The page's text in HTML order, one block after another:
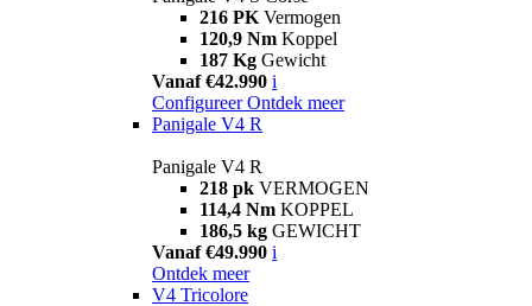
216 PK Vermogen
120,9 Nm Koppel
187 Kg Gewicht
Vanaf €42.990 i
Configureer Ontdek meer
Panigale V4 R
Panigale V4 R
218 pk VERMOGEN
114,4 Nm KOPPEL
186,5 kg GEWICHT
Vanaf €49.990 i
Ontdek meer
V4 Tricolore